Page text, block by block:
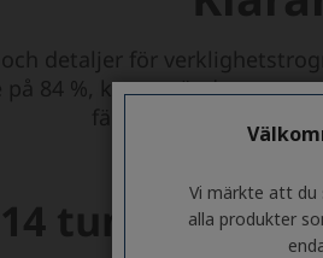
Vi märkte att du
alla produkter